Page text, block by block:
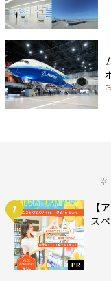
1
PR
【
ス